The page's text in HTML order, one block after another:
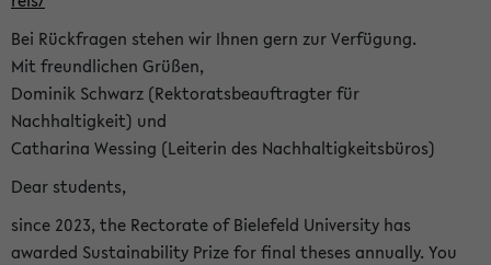
Bei Rückfragen stehen wir Ihnen gern zur Verfügung.
Mit freundlichen Grüßen,
Dominik Schwarz (Rektoratsbeauftragter für
Nachhaltigkeit) und
Catharina Wessing (Leiterin des Nachhaltigkeitsbüros)
Dear students,
since 2023, the Rectorate of Bielefeld University has
awarded Sustainability Prize for final theses annually. You